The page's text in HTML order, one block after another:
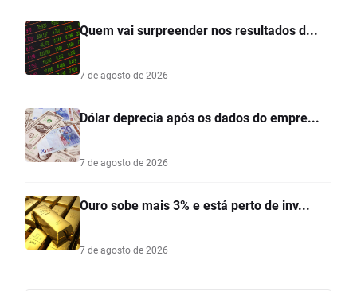
Quem vai surpreender nos resultados d...
7 de agosto de 2026
Dólar deprecia após os dados do empre...
7 de agosto de 2026
Ouro sobe mais 3% e está perto de inv...
7 de agosto de 2026